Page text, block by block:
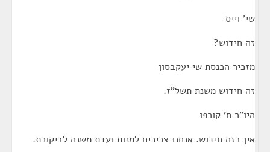
שי' וייס
זה חידוש?
מזכיר הכנסת שי יעקבסון
זה חידוש משנת תשל"ז.
היו"ר ח' קורפו
אין בזה חידוש. אנחנו צריכים למנות ועדת משנה לביקורת.